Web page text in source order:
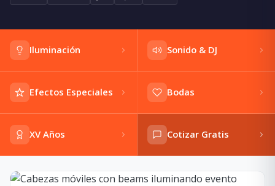
Iluminación Sonido & DJ
Efectos Especiales Bodas
XV Años Cotizar Gratis